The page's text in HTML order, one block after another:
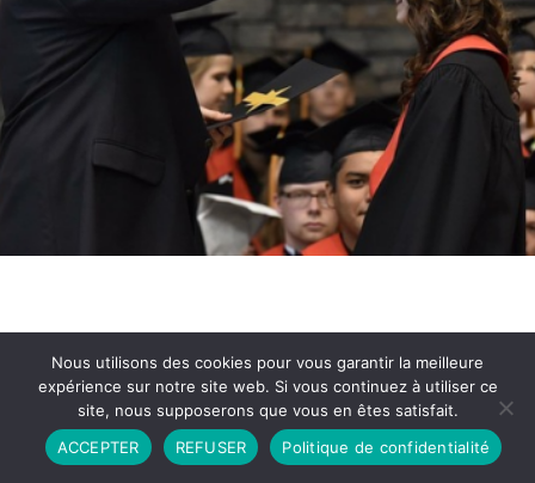
Partenariat Contact
Politique de Confidentialité
CGU
Copyright © 2026 - Propulsé par DIEUDUDIABLE
Nous utilisons des cookies pour vous garantir la meilleure
expérience sur notre site web. Si vous continuez à utiliser ce
site, nous supposerons que vous en êtes satisfait.
ACCEPTER
REFUSER Politique de confidentialité